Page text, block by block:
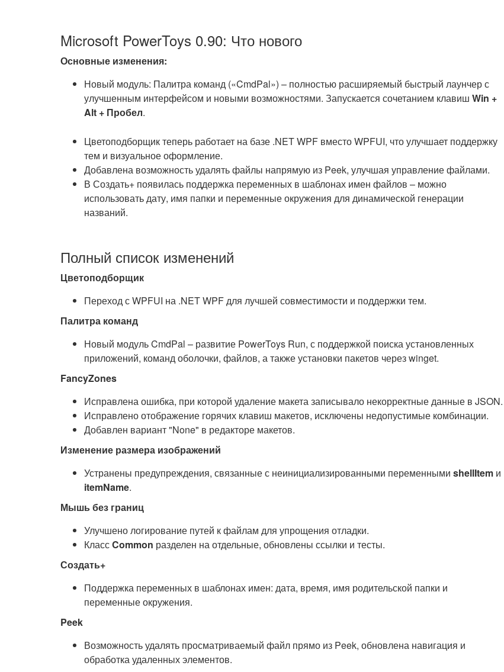
Microsoft PowerToys 0.90: Что нового
Основные изменения:
Новый модуль: Палитра команд («CmdPal») – полностью расширяемый быстрый лаунчер с
улучшенным интерфейсом и новыми возможностями. Запускается сочетанием клавиш Win +
Alt + Пробел.
Цветоподборщик теперь работает на базе .NET WPF вместо WPFUI, что улучшает поддержку
тем и визуальное оформление.
Добавлена возможность удалять файлы напрямую из Peek, улучшая управление файлами.
В Создать+ появилась поддержка переменных в шаблонах имен файлов – можно
использовать дату, имя папки и переменные окружения для динамической генерации
названий.
Полный список изменений
Цветоподборщик
Переход с WPFUI на .NET WPF для лучшей совместимости и поддержки тем.
Палитра команд
Новый модуль CmdPal – развитие PowerToys Run, с поддержкой поиска установленных
приложений, команд оболочки, файлов, а также установки пакетов через winget.
FancyZones
Исправлена ошибка, при которой удаление макета записывало некорректные данные в JSON.
Исправлено отображение горячих клавиш макетов, исключены недопустимые комбинации.
Добавлен вариант "None" в редакторе макетов.
Изменение размера изображений
Устранены предупреждения, связанные с неинициализированными переменными shellItem и
itemName.
Мышь без границ
Улучшено логирование путей к файлам для упрощения отладки.
КлассCommon разделен на отдельные, обновлены ссылки и тесты.
Создать+
Поддержка переменных в шаблонах имен: дата, время, имя родительской папки и
переменные окружения.
Peek
Возможность удалять просматриваемый файл прямо из Peek, обновлена навигация и
обработка удаленных элементов.